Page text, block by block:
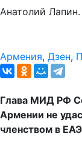
Анатолий Лапин.
Армения, Дзен,
Глава МИД РФ
Армении не
членством в